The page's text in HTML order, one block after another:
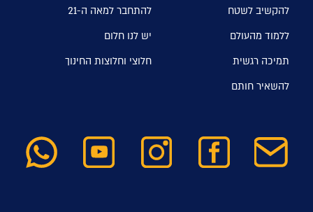
להקשיב לשטח
להתחבר למאה ה-21
ללמוד מהעולם
יש לנו חלום
תמיכה רגשית
חלוצי וחלוצות החינוך
להשאיר חותם